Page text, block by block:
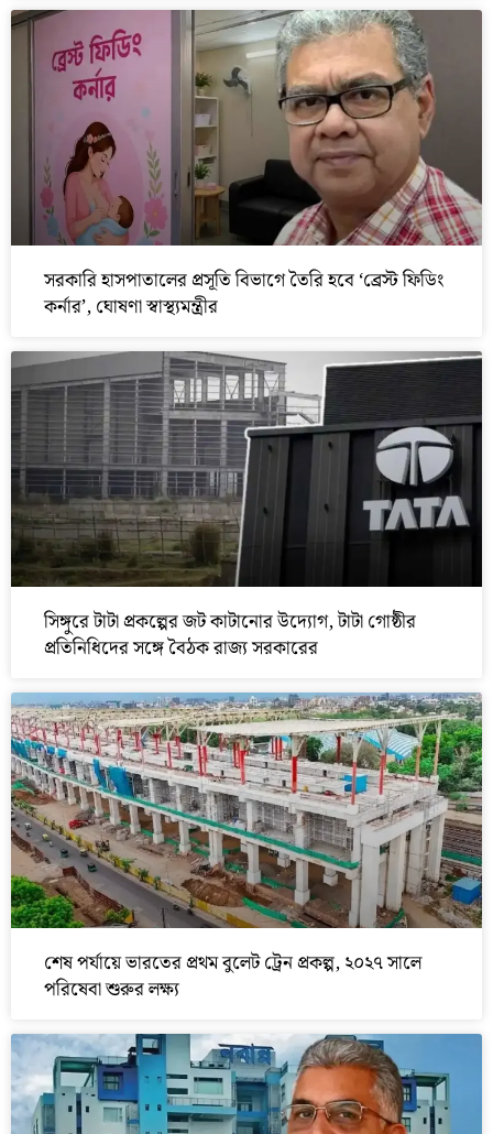
সরকারি হাসপাতালের প্রসূতি বিভাগে তৈরি হবে ‘ব্রেস্ট ফিডিং
কর্নার’, ঘোষণা স্বাস্থ্যমন্ত্রীর
সিঙ্গুরে টাটা প্রকল্পের জট কাটানোর উদ্যোগ, টাটা গোষ্ঠীর
প্রতিনিধিদের সঙ্গে বৈঠক রাজ্য সরকারের
শেষ পর্যায়ে ভারতের প্রথম বুলেট ট্রেন প্রকল্প, ২০২৭ সালে
পরিষেবা শুরুর লক্ষ্য